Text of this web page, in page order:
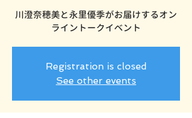
川澄奈穂美と永里優季がお届けするオン
ライントークイベント
Registration is closed
See other events